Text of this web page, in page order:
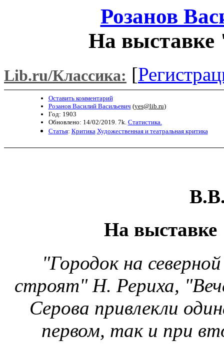
Розанов
На выставке
Lib.ru/Классика: [
Оставить комментарий
Розанов Василий Васильевич (yes@lib.ru)
Год: 1903
Обновлено: 14/02/2019. 7k. Статистика.
Статья: Критика Художественная и театральная критика
На
"Городок на
строят" Н. Рериха,
Серова привлекли
первом, так и при